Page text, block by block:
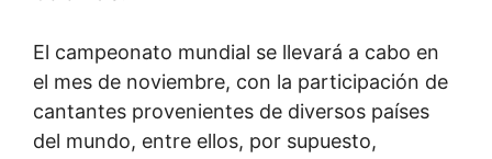
El campeonato mundial se llevará a cabo en
el mes de noviembre, con la participación de
cantantes provenientes de diversos países
del mundo, entre ellos, por supuesto,